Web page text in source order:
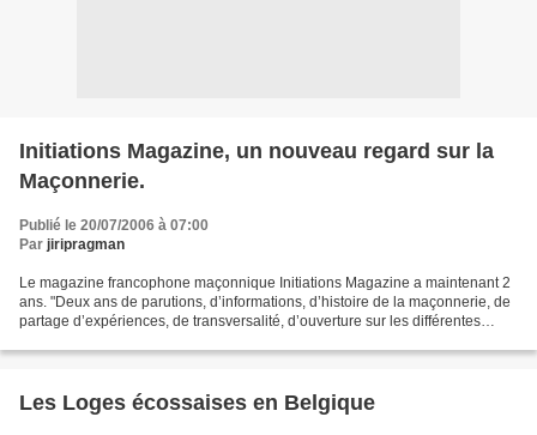
Initiations Magazine, un nouveau regard sur la
Maçonnerie.
Publié le 20/07/2006 à 07:00
Par jiripragman
Le magazine francophone maçonnique Initiations Magazine a maintenant 2
ans. "Deux ans de parutions, d’informations, d’histoire de la maçonnerie, de
partage d’expériences, de transversalité, d’ouverture sur les différentes
Les Loges écossaises en Belgique